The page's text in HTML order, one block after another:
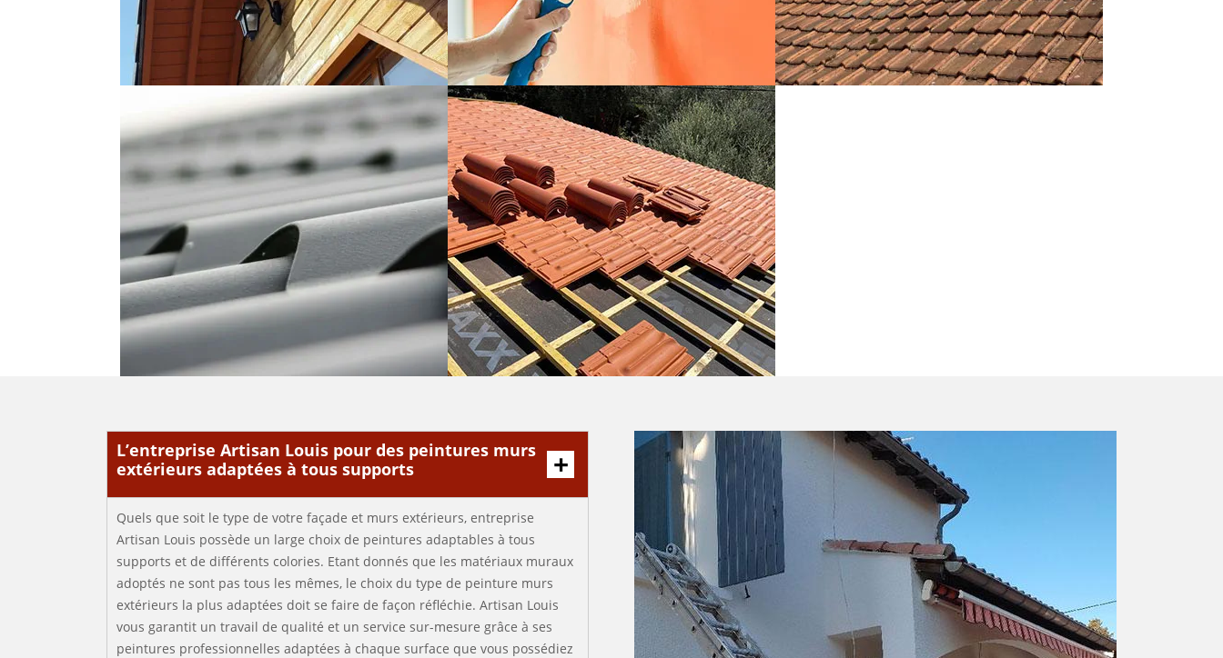
L’entreprise Artisan Louis pour des peintures murs
extérieurs adaptées à tous supports
Quels que soit le type de votre façade et murs extérieurs, entreprise
Artisan Louis possède un large choix de peintures adaptables à tous
supports et de différents colories. Etant donnés que les matériaux muraux
adoptés ne sont pas tous les mêmes, le choix du type de peinture murs
extérieurs la plus adaptées doit se faire de façon réfléchie. Artisan Louis
vous garantit un travail de qualité et un service sur-mesure grâce à ses
peintures professionnelles adaptées à chaque surface que vous possédiez